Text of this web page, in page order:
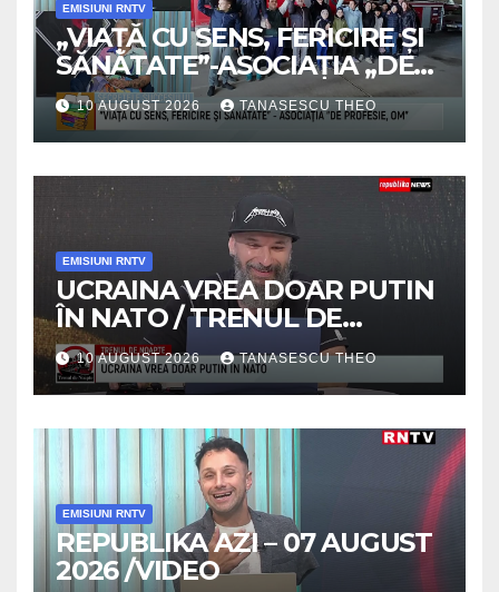
EMISIUNI RNTV
„VIAȚĂ CU SENS, FERICIRE ȘI
SĂNĂTATE”-ASOCIAȚIA „DE
PROFESIE, OM” / SECRETELE
SUCCESULUI /VIDEO
10 AUGUST 2026 TANASESCU THEO
EMISIUNI RNTV
UCRAINA VREA DOAR PUTIN
ÎN NATO / TRENUL DE
NOAPTE /VIDEO
10 AUGUST 2026 TANASESCU THEO
EMISIUNI RNTV
REPUBLIKA AZI – 07 AUGUST
2026 /VIDEO